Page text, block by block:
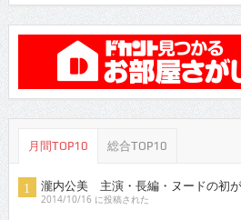
月間TOP10 総合TOP10
瀧内公美 主演・長編・ヌードの初
2014/10/16 に投稿された